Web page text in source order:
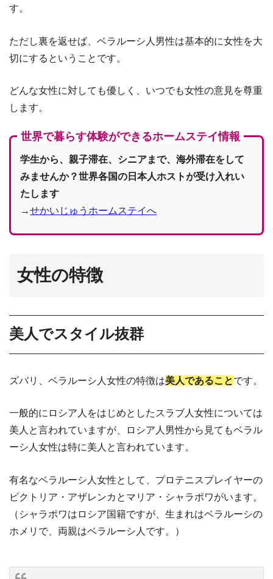
す。
ただし裏を返せば、ベラルーシ人男性は基本的に女性を大
切にするということです。
どんな女性に対しても優しく、いつでも女性の意見を尊重
します。
世界で暮らす体験ができるホームステイ情報
学生から、親子滞在、シニアまで、海外滞在をして
みませんか？世界各国の日本人ホストが受け入れい
たします
→せかいじゅうホームステイへ
女性の特徴
美人でスタイル抜群
ズバリ、ベラルーシ人女性の特徴は美人であることです。
一般的にロシア人をはじめとしたスラブ人女性については
美人と言われていますが、ロシア人男性から見てもベラル
ーシ人女性は特に美人と言われています。
有名なベラルーシ人女性として、プロテニスプレイヤーの
ビクトリア・アザレンカとマリア・シャラポワがいます。
（シャラポワはロシア国籍ですが、生まれはベラルーシの
ホメリで、両親はベラルーシ人です。）